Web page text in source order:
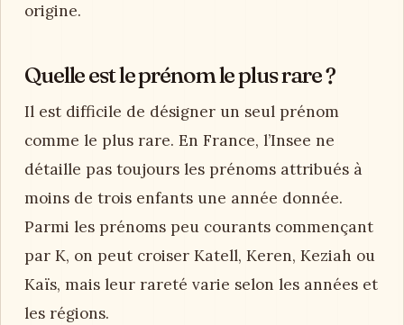
origine.
Quelle est le prénom le plus rare ?
Il est difficile de désigner un seul prénom
comme le plus rare. En France, l’Insee ne
détaille pas toujours les prénoms attribués à
moins de trois enfants une année donnée.
Parmi les prénoms peu courants commençant
par K, on peut croiser Katell, Keren, Keziah ou
Kaïs, mais leur rareté varie selon les années et
les régions.